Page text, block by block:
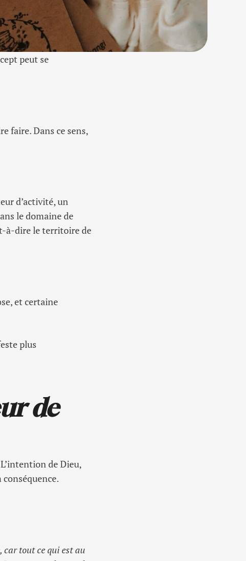
peut se
faire. Dans ce sens,
d’activité, un
le domaine de
à-dire le territoire de
et certaine
plus
de
de Dieu,
car tout ce qui est au